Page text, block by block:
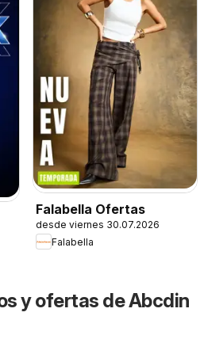
Falabella Ofertas
desde viernes 30.07.2026
Falabella
y ofertas de Abcdin